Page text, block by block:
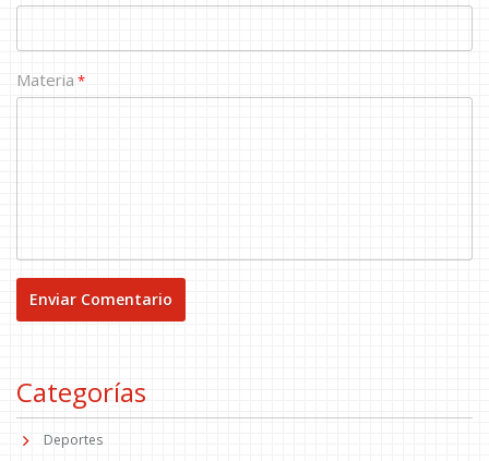
Materia *
Categorías
Deportes